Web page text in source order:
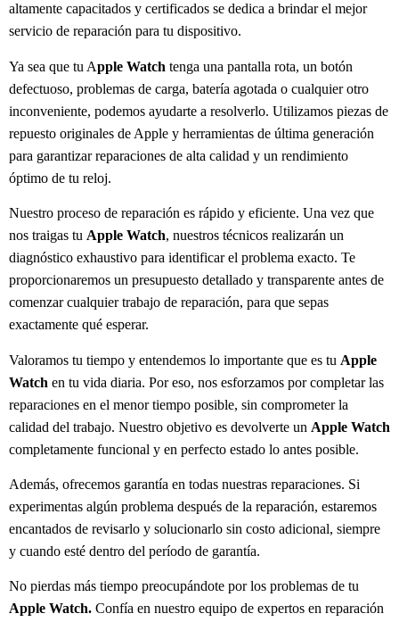
altamente capacitados y certificados se dedica a brindar el mejor
servicio de reparación para tu dispositivo.
Ya sea que tu Apple Watch tenga una pantalla rota, un botón
defectuoso, problemas de carga, batería agotada o cualquier otro
inconveniente, podemos ayudarte a resolverlo. Utilizamos piezas de
repuesto originales de Apple y herramientas de última generación
para garantizar reparaciones de alta calidad y un rendimiento
óptimo de tu reloj.
Nuestro proceso de reparación es rápido y eficiente. Una vez que
nos traigas tu Apple Watch, nuestros técnicos realizarán un
diagnóstico exhaustivo para identificar el problema exacto. Te
proporcionaremos un presupuesto detallado y transparente antes de
comenzar cualquier trabajo de reparación, para que sepas
exactamente qué esperar.
Valoramos tu tiempo y entendemos lo importante que es tu Apple
Watch en tu vida diaria. Por eso, nos esforzamos por completar las
reparaciones en el menor tiempo posible, sin comprometer la
calidad del trabajo. Nuestro objetivo es devolverte un Apple Watch
completamente funcional y en perfecto estado lo antes posible.
Además, ofrecemos garantía en todas nuestras reparaciones. Si
experimentas algún problema después de la reparación, estaremos
encantados de revisarlo y solucionarlo sin costo adicional, siempre
y cuando esté dentro del período de garantía.
No pierdas más tiempo preocupándote por los problemas de tu
Apple Watch. Confía en nuestro equipo de expertos en reparación